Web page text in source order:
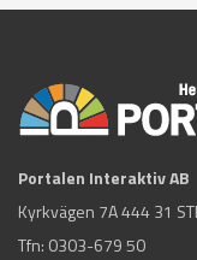
Portalen Interaktiv AB
Kyrkvägen 7A 444 31
Tfn: 0303-679 50